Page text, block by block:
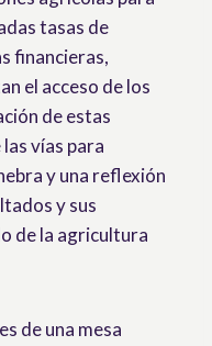
tasas de
financieras,
el acceso de los
de estas
vías para
y una reflexión
y sus
de la agricultura
de una mesa